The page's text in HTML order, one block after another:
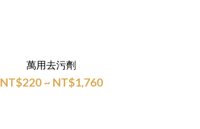
萬用去污劑
NT$220 ~ NT$1,760